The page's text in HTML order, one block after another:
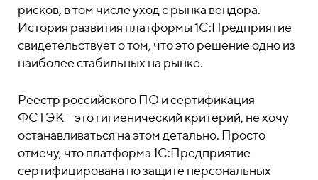
рисков, в том числе уход с рынка вендора.
История развития платформы 1С:Предприятие
свидетельствует о том, что это решение одно из
наиболее стабильных на рынке.
Реестр российского ПО и сертификация
ФСТЭК – это гигиенический критерий, не хочу
останавливаться на этом детально. Просто
отмечу, что платформа 1С:Предприятие
сертифицирована по защите персональных